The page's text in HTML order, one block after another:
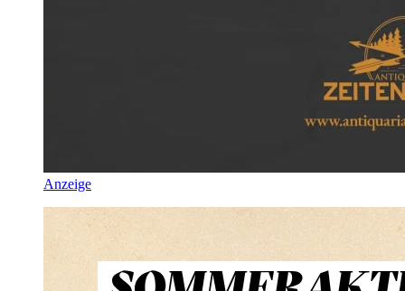
Anzeige